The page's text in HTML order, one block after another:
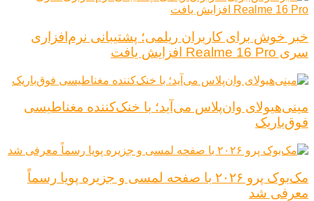
خبر خوش برای کاربران ریلمی؛ پشتیبانی نرم‌افزاری
سری Realme 16 Pro افزایش یافت
مینی‌هیولای وان‌پلاس می‌آید؛ با خنک‌کننده مغناطیسی
فوق‌باریک
مک‌بوک پرو ۲۰۲۶ با صفحه لمسی و جزیره پویا رسماً
معرفی شد